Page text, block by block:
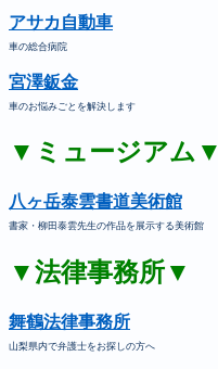
アサカ自動車
車の総合病院
宮澤鈑金
車のお悩みごとを解決します
▼ミュージアム▼
八ヶ岳泰雲書道美術館
書家・柳田泰雲先生の作品を展示する美術館
▼法律事務所▼
舞鶴法律事務所
山梨県内で弁護士をお探しの方へ